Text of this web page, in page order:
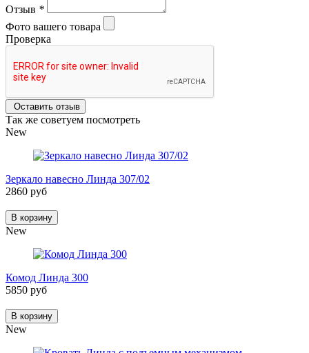
Отзыв *
Фото вашего товара
Проверка
Оставить отзыв
Так же советуем посмотреть
New
Зеркало навесно Линда 307/02
2860 руб
В корзину
New
Комод Линда 300
5850 руб
В корзину
New